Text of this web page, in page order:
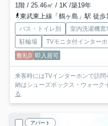
1階 / 25.46㎡ / 1K /築19年
東武東上線「鶴ヶ島」駅 徒歩
バス・トイレ別 室内洗濯機置
駐輪場
TVモニタ付インター
敷礼0 即入居可
来客時にはTVインターホンで訪
納はシューズボックス・ウォーク
る
アパート